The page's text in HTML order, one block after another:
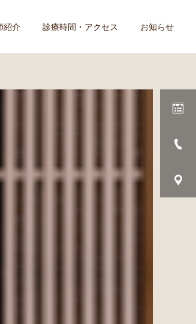
紹介 診療時間・アクセス お知らせ